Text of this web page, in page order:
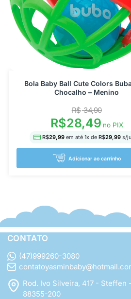
Bola Baby Ball Cute Colors
Chocalho – Menino
R$34,90
R$28,49no PIX
R$29,99 em até 1x de R$29,99s/
Adicionar ao carrinho
CONTATO
(47)999260-3080
Rod. Ivo Silveira, 417 - Steffen
88355-200